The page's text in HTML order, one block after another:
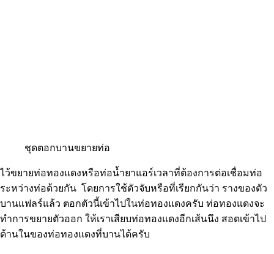
ชุดตอกบานขยายท่อ
ไว้ขยายท่อทองแดงหรือท่อน้ำยาแอร์เวลาที่ต้องการต่อเชื่อมท่อ
ระหว่างท่อด้วยกัน โดยการใช้ตัวจับหรือที่เรียกกันว่า รางของตัว
บานแฟลร์​แล้ว ตอกตัวนี้เข้าไปในท่อทองแดงครับ ท่อทองแดงจะ
ทำการขยายตัวออก ให้เราเสียบท่อทองแดงอีกเส้นนึง สอดเข้าไป
ด้านในของท่อทองแดงที่บานได้ครับ